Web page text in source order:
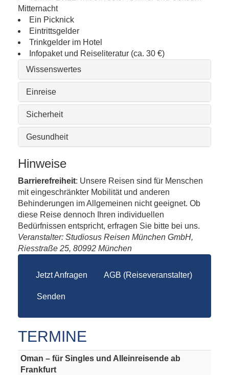
Mitternacht
Ein Picknick
Eintrittsgelder
Trinkgelder im Hotel
Infopaket und Reiseliteratur (ca. 30 €)
Wissenswertes
Einreise
Sicherheit
Gesundheit
Hinweise
Barrierefreiheit: Unsere Reisen sind für Menschen
mit eingeschränkter Mobilität und anderen
Behinderungen im Allgemeinen nicht geeignet. Ob
diese Reise dennoch Ihren individuellen
Bedürfnissen entspricht, erfragen Sie bitte bei uns.
Veranstalter: Studiosus Reisen München GmbH,
Riesstraße 25, 80992 München
Jetzt Anfragen AGB (Reiseveranstalter)
Senden
TERMINE
Oman – für Singles und Alleinreisende ab
Frankfurt